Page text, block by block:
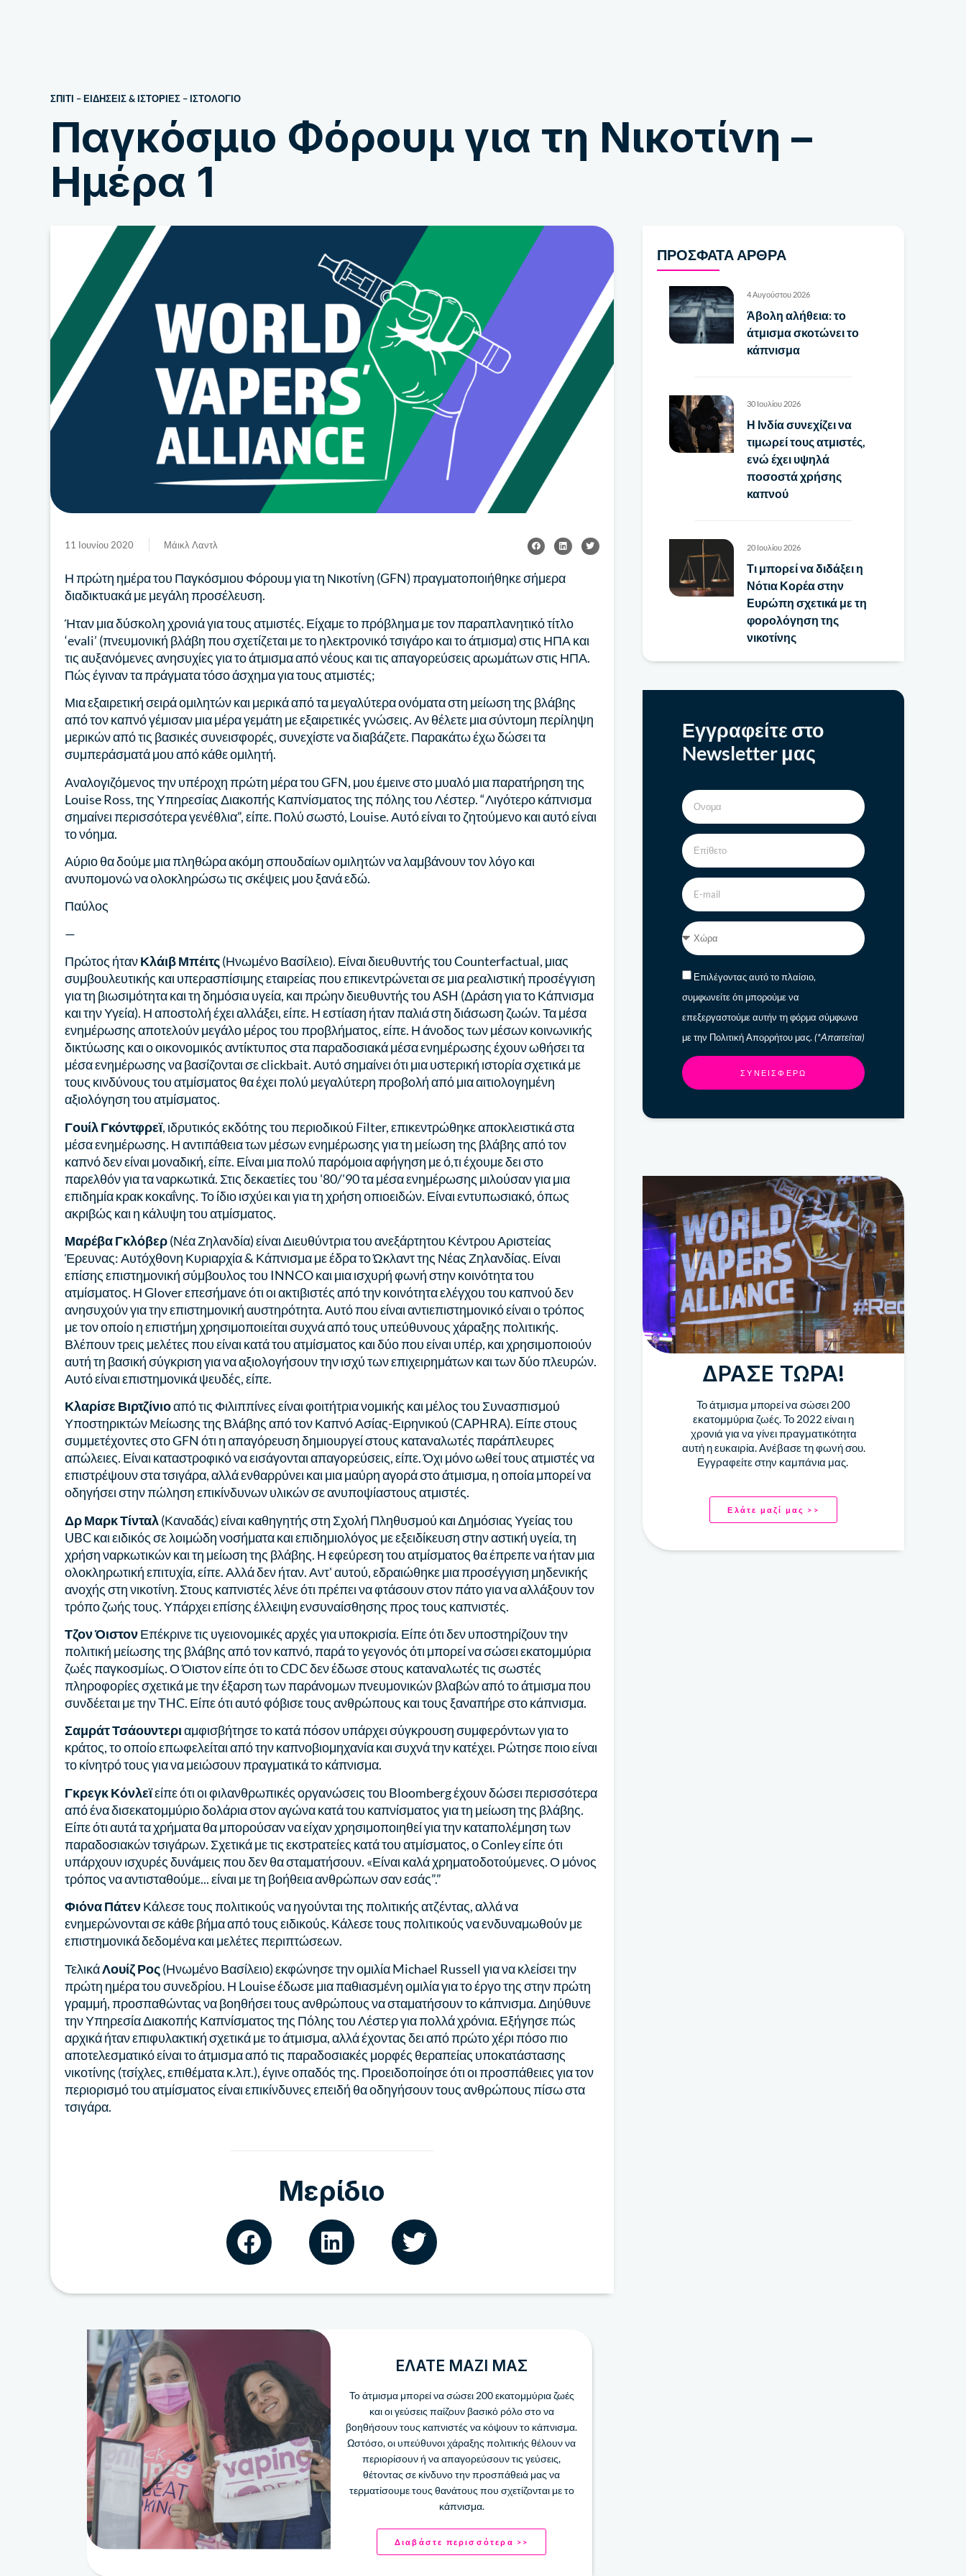
ΣΠΙΤΙ –ΕΙΔΗΣΕΙΣ & ΙΣΤΟΡΙΕΣ –ΙΣΤΟΛΌΓΙΟ
Παγκόσμιο Φόρουμ για τη Νικοτίνη –
Ημέρα 1
11 Ιουνίου 2020 Μάικλ Λαντλ
Η πρώτη ημέρα του Παγκόσμιου Φόρουμ για τη Νικοτίνη (GFN) πραγματοποιήθηκε σήμερα
διαδικτυακά με μεγάλη προσέλευση.
Ήταν μια δύσκολη χρονιά για τους ατμιστές. Είχαμε το πρόβλημα με τον παραπλανητικό τίτλο
‘evali’ (πνευμονική βλάβη που σχετίζεται με το ηλεκτρονικό τσιγάρο και το άτμισμα) στις ΗΠΑ και
τις αυξανόμενες ανησυχίες για το άτμισμα από νέους και τις απαγορεύσεις αρωμάτων στις ΗΠΑ.
Πώς έγιναν τα πράγματα τόσο άσχημα για τους ατμιστές;
Μια εξαιρετική σειρά ομιλητών και μερικά από τα μεγαλύτερα ονόματα στη μείωση της βλάβης
από τον καπνό γέμισαν μια μέρα γεμάτη με εξαιρετικές γνώσεις. Αν θέλετε μια σύντομη περίληψη
μερικών από τις βασικές συνεισφορές, συνεχίστε να διαβάζετε. Παρακάτω έχω δώσει τα
συμπεράσματά μου από κάθε ομιλητή.
Αναλογιζόμενος την υπέροχη πρώτη μέρα του GFN, μου έμεινε στο μυαλό μια παρατήρηση της
Louise Ross, της Υπηρεσίας Διακοπής Καπνίσματος της πόλης του Λέστερ. “Λιγότερο κάπνισμα
σημαίνει περισσότερα γενέθλια”, είπε. Πολύ σωστό, Louise. Αυτό είναι το ζητούμενο και αυτό είναι
το νόημα.
Αύριο θα δούμε μια πληθώρα ακόμη σπουδαίων ομιλητών να λαμβάνουν τον λόγο και
ανυπομονώ να ολοκληρώσω τις σκέψεις μου ξανά εδώ.
Παύλος
—
Πρώτος ήτανΚλάιβ Μπέιτς(Ηνωμένο Βασίλειο). Είναι διευθυντής του Counterfactual, μιας
συμβουλευτικής και υπερασπίσιμης εταιρείας που επικεντρώνεται σε μια ρεαλιστική προσέγγιση
για τη βιωσιμότητα και τη δημόσια υγεία, και πρώην διευθυντής του ASH (Δράση για το Κάπνισμα
και την Υγεία). Η αποστολή έχει αλλάξει, είπε. Η εστίαση ήταν παλιά στη διάσωση ζωών. Τα μέσα
ενημέρωσης αποτελούν μεγάλο μέρος του προβλήματος, είπε. Η άνοδος των μέσων κοινωνικής
δικτύωσης και ο οικονομικός αντίκτυπος στα παραδοσιακά μέσα ενημέρωσης έχουν ωθήσει τα
μέσα ενημέρωσης να βασίζονται σε clickbait. Αυτό σημαίνει ότι μια υστερική ιστορία σχετικά με
τους κινδύνους του ατμίσματος θα έχει πολύ μεγαλύτερη προβολή από μια αιτιολογημένη
αξιολόγηση του ατμίσματος.
Γουίλ Γκόντφρεϊ, ιδρυτικός εκδότης του περιοδικού Filter, επικεντρώθηκε αποκλειστικά στα
μέσα ενημέρωσης. Η αντιπάθεια των μέσων ενημέρωσης για τη μείωση της βλάβης από τον
καπνό δεν είναι μοναδική, είπε. Είναι μια πολύ παρόμοια αφήγηση με ό,τι έχουμε δει στο
παρελθόν για τα ναρκωτικά. Στις δεκαετίες του '80/'90 τα μέσα ενημέρωσης μιλούσαν για μια
επιδημία κρακ κοκαΐνης. Το ίδιο ισχύει και για τη χρήση οπιοειδών. Είναι εντυπωσιακό, όπως
ακριβώς και η κάλυψη του ατμίσματος.
Μαρέβα Γκλόβερ(Νέα Ζηλανδία) είναι Διευθύντρια του ανεξάρτητου Κέντρου Αριστείας
Έρευνας: Αυτόχθονη Κυριαρχία & Κάπνισμα με έδρα το Ώκλαντ της Νέας Ζηλανδίας. Είναι
επίσης επιστημονική σύμβουλος του INNCO και μια ισχυρή φωνή στην κοινότητα του
ατμίσματος. Η Glover επεσήμανε ότι οι ακτιβιστές από την κοινότητα ελέγχου του καπνού δεν
ανησυχούν για την επιστημονική αυστηρότητα. Αυτό που είναι αντιεπιστημονικό είναι ο τρόπος
με τον οποίο η επιστήμη χρησιμοποιείται συχνά από τους υπεύθυνους χάραξης πολιτικής.
Βλέπουν τρεις μελέτες που είναι κατά του ατμίσματος και δύο που είναι υπέρ, και χρησιμοποιούν
αυτή τη βασική σύγκριση για να αξιολογήσουν την ισχύ των επιχειρημάτων και των δύο πλευρών.
Αυτό είναι επιστημονικά ψευδές, είπε.
Κλαρίσε Βιρτζίνιοαπό τις Φιλιππίνες είναι φοιτήτρια νομικής και μέλος του Συνασπισμού
Υποστηρικτών Μείωσης της Βλάβης από τον Καπνό Ασίας-Ειρηνικού (CAPHRA). Είπε στους
συμμετέχοντες στο GFN ότι η απαγόρευση δημιουργεί στους καταναλωτές παράπλευρες
απώλειες. Είναι καταστροφικό να εισάγονται απαγορεύσεις, είπε. Όχι μόνο ωθεί τους ατμιστές να
επιστρέψουν στα τσιγάρα, αλλά ενθαρρύνει και μια μαύρη αγορά στο άτμισμα, η οποία μπορεί να
οδηγήσει στην πώληση επικίνδυνων υλικών σε ανυποψίαστους ατμιστές.
Δρ Μαρκ Τίνταλ(Καναδάς) είναι καθηγητής στη Σχολή Πληθυσμού και Δημόσιας Υγείας του
UBC και ειδικός σε λοιμώδη νοσήματα και επιδημιολόγος με εξειδίκευση στην αστική υγεία, τη
χρήση ναρκωτικών και τη μείωση της βλάβης. Η εφεύρεση του ατμίσματος θα έπρεπε να ήταν μια
ολοκληρωτική επιτυχία, είπε. Αλλά δεν ήταν. Αντ' αυτού, εδραιώθηκε μια προσέγγιση μηδενικής
ανοχής στη νικοτίνη. Στους καπνιστές λένε ότι πρέπει να φτάσουν στον πάτο για να αλλάξουν τον
τρόπο ζωής τους. Υπάρχει επίσης έλλειψη ενσυναίσθησης προς τους καπνιστές.
Τζον ΌιστονΕπέκρινε τις υγειονομικές αρχές για υποκρισία. Είπε ότι δεν υποστηρίζουν την
πολιτική μείωσης της βλάβης από τον καπνό, παρά το γεγονός ότι μπορεί να σώσει εκατομμύρια
ζωές παγκοσμίως. Ο Όιστον είπε ότι το CDC δεν έδωσε στους καταναλωτές τις σωστές
πληροφορίες σχετικά με την έξαρση των παράνομων πνευμονικών βλαβών από το άτμισμα που
συνδέεται με την THC. Είπε ότι αυτό φόβισε τους ανθρώπους και τους ξαναπήρε στο κάπνισμα.
Σαμράτ Τσάουντεριαμφισβήτησε το κατά πόσον υπάρχει σύγκρουση συμφερόντων για το
κράτος, το οποίο επωφελείται από την καπνοβιομηχανία και συχνά την κατέχει. Ρώτησε ποιο είναι
το κίνητρό τους για να μειώσουν πραγματικά το κάπνισμα.
Γκρεγκ Κόνλεϊείπε ότι οι φιλανθρωπικές οργανώσεις του Bloomberg έχουν δώσει περισσότερα
από ένα δισεκατομμύριο δολάρια στον αγώνα κατά του καπνίσματος για τη μείωση της βλάβης.
Είπε ότι αυτά τα χρήματα θα μπορούσαν να είχαν χρησιμοποιηθεί για την καταπολέμηση των
παραδοσιακών τσιγάρων. Σχετικά με τις εκστρατείες κατά του ατμίσματος, ο Conley είπε ότι
υπάρχουν ισχυρές δυνάμεις που δεν θα σταματήσουν. «Είναι καλά χρηματοδοτούμενες. Ο μόνος
τρόπος να αντισταθούμε... είναι με τη βοήθεια ανθρώπων σαν εσάς”.”
Φιόνα ΠάτενΚάλεσε τους πολιτικούς να ηγούνται της πολιτικής ατζέντας, αλλά να
ενημερώνονται σε κάθε βήμα από τους ειδικούς. Κάλεσε τους πολιτικούς να ενδυναμωθούν με
επιστημονικά δεδομένα και μελέτες περιπτώσεων.
ΤελικάΛουίζ Ρος(Ηνωμένο Βασίλειο) εκφώνησε την ομιλία Michael Russell για να κλείσει την
πρώτη ημέρα του συνεδρίου. Η Louise έδωσε μια παθιασμένη ομιλία για το έργο της στην πρώτη
γραμμή, προσπαθώντας να βοηθήσει τους ανθρώπους να σταματήσουν το κάπνισμα. Διηύθυνε
την Υπηρεσία Διακοπής Καπνίσματος της Πόλης του Λέστερ για πολλά χρόνια. Εξήγησε πώς
αρχικά ήταν επιφυλακτική σχετικά με το άτμισμα, αλλά έχοντας δει από πρώτο χέρι πόσο πιο
αποτελεσματικό είναι το άτμισμα από τις παραδοσιακές μορφές θεραπείας υποκατάστασης
νικοτίνης (τσίχλες, επιθέματα κ.λπ.), έγινε οπαδός της. Προειδοποίησε ότι οι προσπάθειες για τον
περιορισμό του ατμίσματος είναι επικίνδυνες επειδή θα οδηγήσουν τους ανθρώπους πίσω στα
τσιγάρα.
Μερίδιο
ΠΡΌΣΦΑΤΑ ΆΡΘΡΑ
4 Αυγούστου 2026
Άβολη αλήθεια: το
άτμισμα σκοτώνει το
κάπνισμα
30 Ιουλίου 2026
Η Ινδία συνεχίζει να
τιμωρεί τους ατμιστές,
ενώ έχει υψηλά
ποσοστά χρήσης
καπνού
20 Ιουλίου 2026
Τι μπορεί να διδάξει η
Νότια Κορέα στην
Ευρώπη σχετικά με τη
φορολόγηση της
νικοτίνης
Εγγραφείτε στο
Newsletter μας
Επιλέγοντας αυτό το πλαίσιο,
συμφωνείτε ότι μπορούμε να
επεξεργαστούμε αυτήν τη φόρμα σύμφωνα
με την Πολιτική Απορρήτου μας. (*Απαιτείται)
ΣΥΝΕΙΣΦΈΡΩ
ΔΡΆΣΕ ΤΏΡΑ!
Το άτμισμα μπορεί να σώσει 200
εκατομμύρια ζωές. Το 2022 είναι η
χρονιά για να γίνει πραγματικότητα
αυτή η ευκαιρία. Ανέβασε τη φωνή σου.
Εγγραφείτε στην καμπάνια μας.
Ελάτε μαζί μας >>
ΕΛΆΤΕ ΜΑΖΊ ΜΑΣ
Το άτμισμα μπορεί να σώσει 200 ​​εκατομμύρια ζωές
και οι γεύσεις παίζουν βασικό ρόλο στο να
βοηθήσουν τους καπνιστές να κόψουν το κάπνισμα.
Ωστόσο, οι υπεύθυνοι χάραξης πολιτικής θέλουν να
περιορίσουν ή να απαγορεύσουν τις γεύσεις,
θέτοντας σε κίνδυνο την προσπάθειά μας να
τερματίσουμε τους θανάτους που σχετίζονται με το
κάπνισμα.
Διαβάστε περισσότερα >>